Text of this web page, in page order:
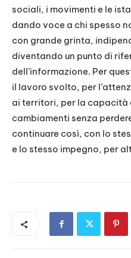
sociali, i movimenti e le
dando voce a chi spesso
con grande grinta,
diventando un punto di
dell’informazione. Per
il lavoro svolto, per
ai territori, per la capacità
cambiamenti senza
continuare così, con lo
e lo stesso impegno, per